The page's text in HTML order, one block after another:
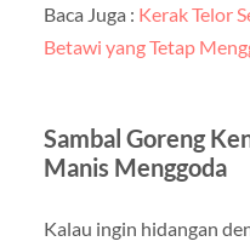
Baca Juga : Kerak Telor
Betawi yang Tetap
Sambal Goreng
Manis Menggoda
Kalau ingin hidangan